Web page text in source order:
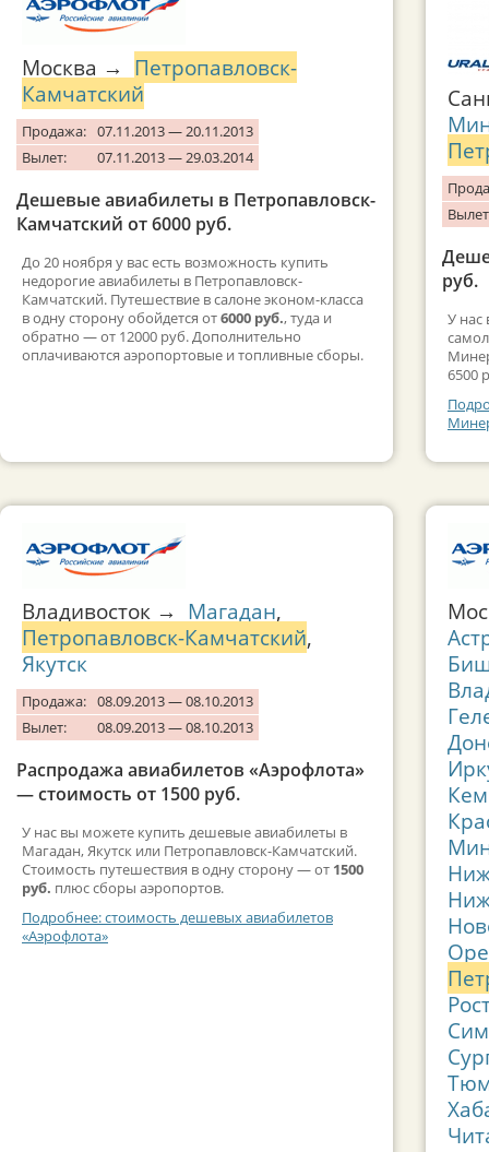
Москва → Петропавловск-
Камчатский
Продажа: 07.11.2013 — 20.11.2013
Вылет:
07.11.2013 — 29.03.2014
Дешевые авиабилеты в Петропавловск-
Камчатский от 6000 руб.
До 20 ноября у вас есть возможность купить
недорогие авиабилеты в Петропавловск-
Камчатский. Путешествие в салоне эконом-класса
в одну сторону обойдется от6000 руб., туда и
обратно — от 12000 руб. Дополнительно
оплачиваются аэропортовые и топливные сборы.
Владивосток → Магадан,
Петропавловск-Камчатский,
Якутск
Продажа: 08.09.2013 — 08.10.2013
Вылет:
08.09.2013 — 08.10.2013
Распродажа авиабилетов «Аэрофлота»
— стоимость от 1500 руб.
У нас вы можете купить дешевые авиабилеты в
Магадан, Якутск или Петропавловск-Камчатский.
Стоимость путешествия в одну сторону — от 1500
руб. плюс сборы аэропортов.
Подробнее: стоимость дешевых авиабилетов
«Аэрофлота»
руб.
У нас
6500